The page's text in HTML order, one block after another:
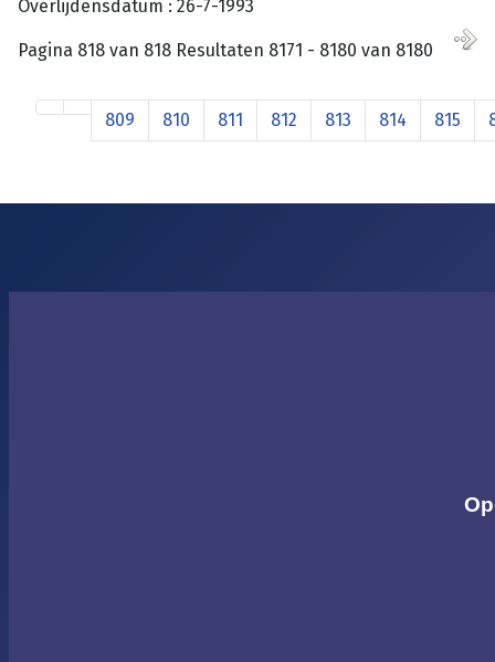
Overlijdensdatum : 26-7-1993
Pagina 818 van 818 Resultaten 8171 - 8180 van 8180
809 810 811 812 813 814 815